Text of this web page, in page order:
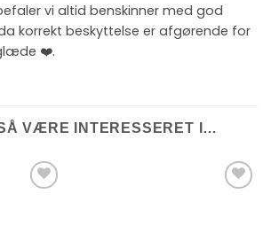
vi altid benskinner med god
korrekt beskyttelse er afgørende for
❤️.
VÆRE INTERESSERET I…